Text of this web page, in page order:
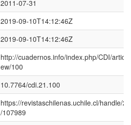
2011-07-31
2019-09-10T14:12:46Z
2019-09-10T14:12:46Z
http://cuadernos.info/index.php/CDI/
ew/100
10.7764/cdi.21.100
https://revistaschilenas.uchile.cl/handle/
/107989